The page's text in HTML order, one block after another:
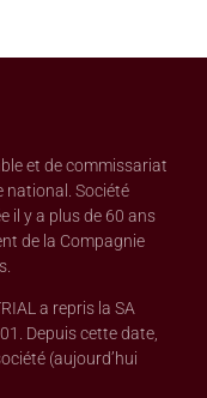
et de commissariat
national. Société
il y a plus de 60 ans
de la Compagnie
a repris la SA
Depuis cette date,
(aujourd’hui